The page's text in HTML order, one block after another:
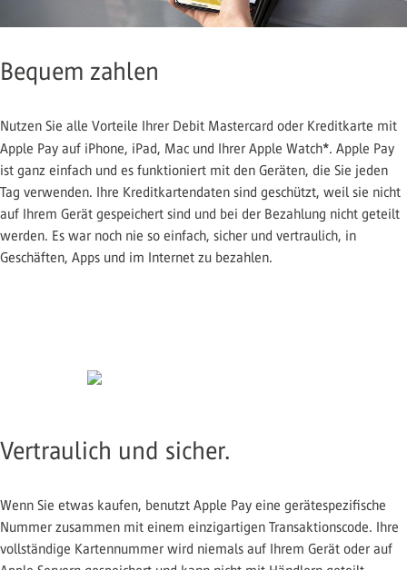
Bequem zahlen
Nutzen Sie alle Vorteile Ihrer Debit Mastercard oder Kreditkarte mit
Apple Pay auf iPhone, iPad, Mac und Ihrer Apple Watch*. Apple Pay
ist ganz einfach und es funktioniert mit den Geräten, die Sie jeden
Tag verwenden. Ihre Kreditkartendaten sind geschützt, weil sie nicht
auf Ihrem Gerät gespeichert sind und bei der Bezahlung nicht geteilt
werden. Es war noch nie so einfach, sicher und vertraulich, in
Geschäften, Apps und im Internet zu bezahlen.
Vertraulich und sicher.
Wenn Sie etwas kaufen, benutzt Apple Pay eine gerätespezifische
Nummer zusammen mit einem einzigartigen Transaktionscode. Ihre
vollständige Kartennummer wird niemals auf Ihrem Gerät oder auf